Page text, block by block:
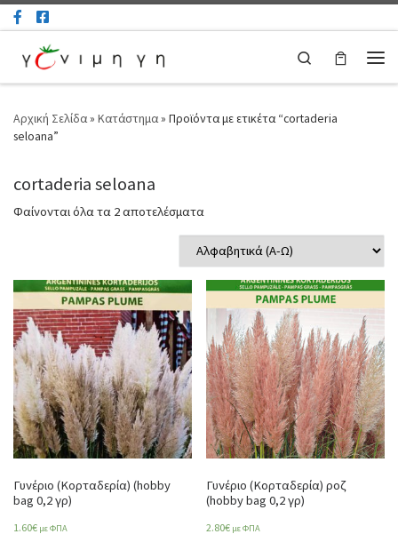
Μετάβαση στο περιεχόμενο
Search
Αρχική Σελίδα» Κατάστημα» Προϊόντα με ετικέτα “cortaderia
seloana”
cortaderia seloana
Φαίνονται όλα τα 2 αποτελέσματα
Γυνέριο (Κορταδερία) (hobby
bag 0,2 γρ)
1.60€ με ΦΠΑ
Γυνέριο (Κορταδερία) ροζ
(hobby bag 0,2 γρ)
2.80€ με ΦΠΑ